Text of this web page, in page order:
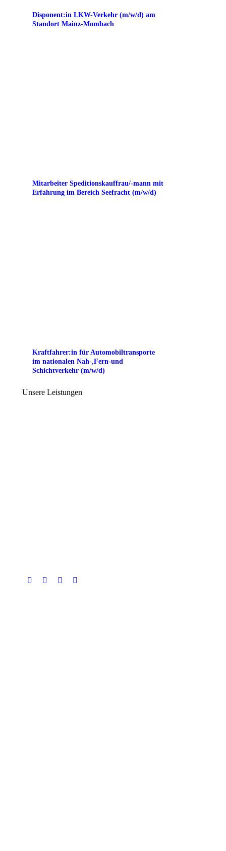
Disponent:in LKW-Verkehr (m/w/d) am
Standort Mainz-Mombach
Mitarbeiter Speditionskauffrau/-mann mit
Erfahrung im Bereich Seefracht (m/w/d)
Kraftfahrer:in für Automobiltransporte
im nationalen Nah-,Fern-und
Schichtverkehr (m/w/d)
Unsere Leistungen